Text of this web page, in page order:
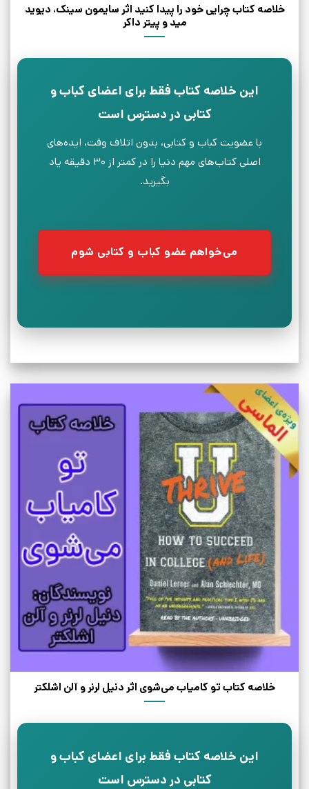
خلاصه کتاب چرایی خود را پیدا کنید اثر سایمون سینک، دیوید
مید و پیتر داکر
این خلاصه کتاب فقط برای اعضای کباب و
کتابی در دسترس است
با عضویت کباب و کتابی، بدون اتلاف وقت، ایده‌های
اصلی کتاب‌های مهم دنیا را در کمتر از ۳۰ دقیقه یاد
بگیرید.
می‌خواهم عضو کباب و کتابی شوم
خلاصه کتاب تو کامیاب می‌شوی اثر دنیل لرنر و آلن اشلکتر
این خلاصه کتاب فقط برای اعضای کباب و
کتابی در دسترس است